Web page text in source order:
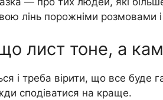
лінь порожніми розмовами
лист тоне, а
і треба вірити, що все буде
сподіватися на краще.